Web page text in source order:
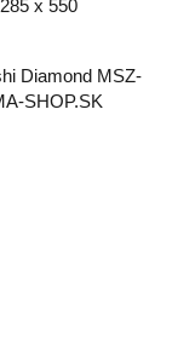
x 550